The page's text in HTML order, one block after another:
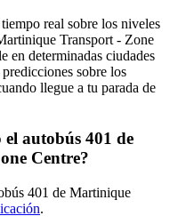
real sobre los niveles
Transport - Zone
en determinadas ciudades
sobre los
llegue a tu parada de
el autobús 401 de
Centre?
401 de Martinique
.